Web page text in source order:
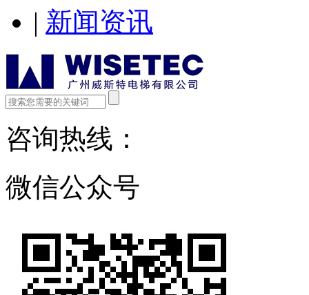
| 新闻资讯
咨询热线：
微信公众号